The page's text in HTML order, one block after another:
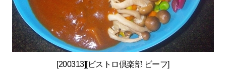
[200313][ビストロ倶楽部 ビーフ]